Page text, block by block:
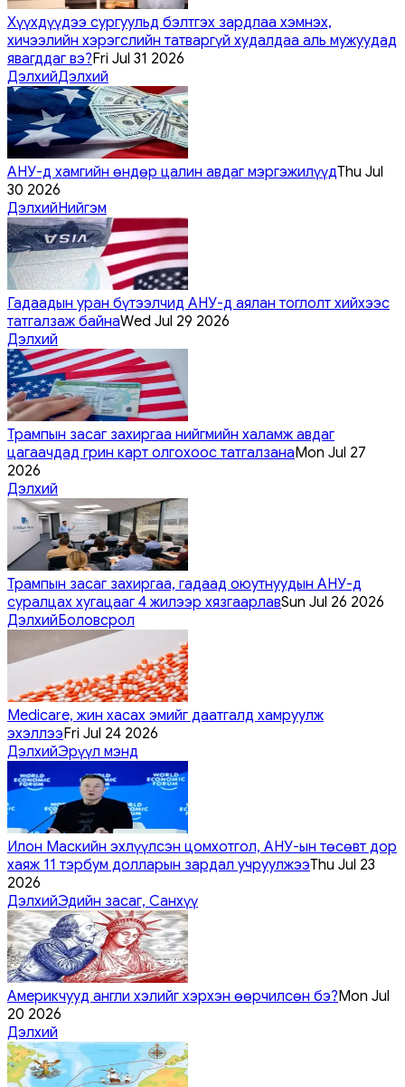
Хүүхдүүдээ сургуульд бэлтгэх зардлаа хэмнэх,
хичээлийн хэрэгслийн татваргүй худалдаа аль мужуудад
явагддаг вэ?Fri Jul 31 2026
ДэлхийДэлхий
АНУ-д хамгийн өндөр цалин авдаг мэргэжилүүдThu Jul
30 2026
ДэлхийНийгэм
Гадаадын уран бүтээлчид АНУ-д аялан тоглолт хийхээс
татгалзаж байнаWed Jul 29 2026
Дэлхий
Трампын засаг захиргаа нийгмийн халамж авдаг
цагаачдад грин карт олгохоос татгалзанаMon Jul 27
2026
Дэлхий
Трампын засаг захиргаа, гадаад оюутнуудын АНУ-д
суралцах хугацааг 4 жилээр хязгаарлавSun Jul 26 2026
ДэлхийБоловсрол
Medicare, жин хасах эмийг даатгалд хамруулж
эхэллээFri Jul 24 2026
ДэлхийЭрүүл мэнд
Илон Маскийн эхлүүлсэн цомхотгол, АНУ-ын төсөвт дор
хаяж 11 тэрбум долларын зардал учруулжээThu Jul 23
2026
ДэлхийЭдийн засаг, Санхүү
Америкчууд англи хэлийг хэрхэн өөрчилсөн бэ?Mon Jul
20 2026
Дэлхий